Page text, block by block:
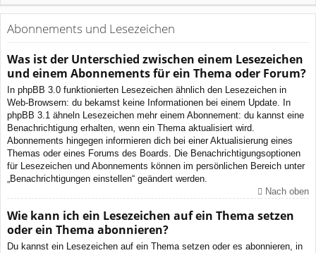
Abonnements und Lesezeichen
Was ist der Unterschied zwischen einem Lesezeichen
und einem Abonnements für ein Thema oder Forum?
In phpBB 3.0 funktionierten Lesezeichen ähnlich den Lesezeichen in
Web-Browsern: du bekamst keine Informationen bei einem Update. In
phpBB 3.1 ähneln Lesezeichen mehr einem Abonnement: du kannst eine
Benachrichtigung erhalten, wenn ein Thema aktualisiert wird.
Abonnements hingegen informieren dich bei einer Aktualisierung eines
Themas oder eines Forums des Boards. Die Benachrichtigungsoptionen
für Lesezeichen und Abonnements können im persönlichen Bereich unter
„Benachrichtigungen einstellen“ geändert werden.
Nach oben
Wie kann ich ein Lesezeichen auf ein Thema setzen
oder ein Thema abonnieren?
Du kannst ein Lesezeichen auf ein Thema setzen oder es abonnieren, in